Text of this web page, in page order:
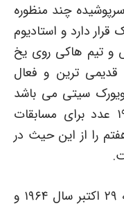
چند منظوره
دارد و استادیوم
و تیم هاکی روی یخ
قدیمی ترین و فعال
سیتی می باشد
که ظرفیت صندلی های آن ۱۹،۸۱۲ عدد برای مسابقات
را از این حیث در
این ورزشگاه که تاریخ ساخت آن به ۲۹ اکتبر سال ۱۹۶۴ و